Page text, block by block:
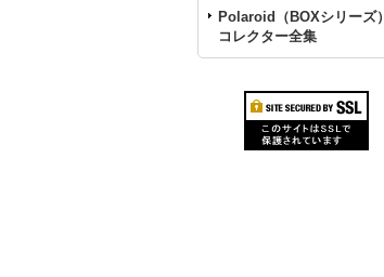
Polaroid（BOXシリーズ）
コレクター全集